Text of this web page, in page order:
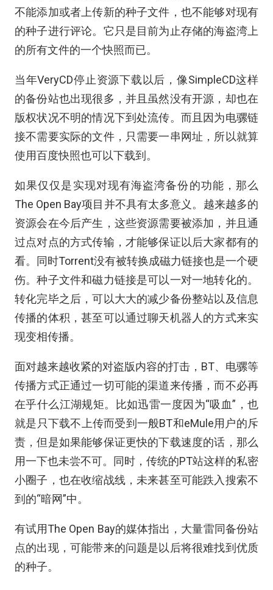
不能添加或者上传新的种子文件，也不能够对现有
的种子进行评论。它只是目前为止存储的海盗湾上
的所有文件的一个快照而已。
当年VeryCD停止资源下载以后，像SimpleCD这样
的备份站也出现很多，并且虽然没有开源，却也在
版权状况不明的情况下到处流传。而且因为电骡链
接不需要实际的文件，只需要一串网址，所以就算
使用百度快照也可以下载到。
如果仅仅是实现对现有海盗湾备份的功能，那么
The Open Bay项目并不具有太多意义。越来越多的
资源会在今后产生，这些资源需要被添加，并且通
过点对点的方式传输，才能够保证以后大家都有的
看。同时Torrent没有被转换成磁力链接也是一个硬
伤。种子文件和磁力链接是可以一对一地转化的。
转化完毕之后，可以大大的减少备份整站以及信息
传播的体积，甚至可以通过聊天机器人的方式来实
现变相传播。
面对越来越收紧的对盗版内容的打击，BT、电骡等
传播方式正通过一切可能的渠道来传播，而不必再
在乎什么江湖规矩。比如迅雷一度因为“吸血”，也
就是只下载不上传而受到一般BT和eMule用户的斥
责，但是如果能够保证更快的下载速度的话，那么
用一下也未尝不可。同时，传统的PT站这样的私密
小圈子，也在收缩战线，未来甚至可能跌入搜索不
到的“暗网”中。
有试用The Open Bay的媒体指出，大量雷同备份站
点的出现，可能带来的问题是以后将很难找到优质
的种子。